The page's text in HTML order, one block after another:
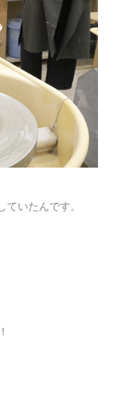
いたんです。